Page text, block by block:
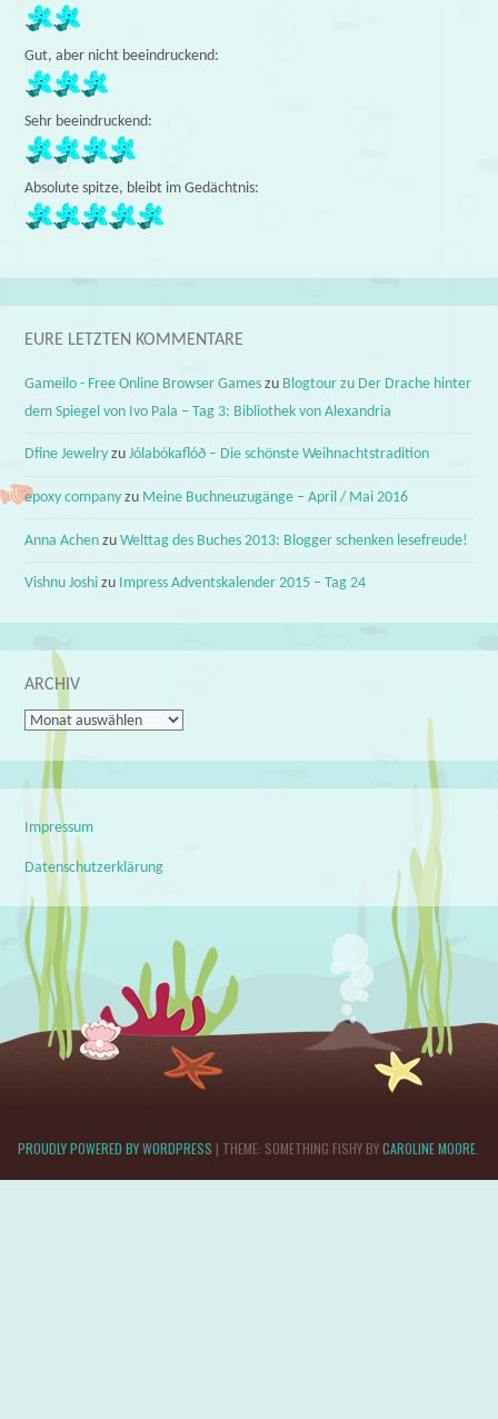
Gut, aber nicht beeindruckend:
Sehr beeindruckend:
Absolute spitze, bleibt im Gedächtnis:
EURE LETZTEN KOMMENTARE
Gameilo - Free Online Browser Games zu Blogtour zu Der Drache hinter
dem Spiegel von Ivo Pala – Tag 3: Bibliothek von Alexandria
Dfine Jewelry zuJólabókaflóð – Die schönste Weihnachtstradition
epoxy company zu Meine Buchneuzugänge – April / Mai 2016
Anna Achen zuWelttag des Buches 2013: Blogger schenken lesefreude!
Vishnu Joshi zu Impress Adventskalender 2015 – Tag 24
ARCHIV
Archiv
Impressum
Datenschutzerklärung
PROUDLY POWERED BY WORDPRESS | THEME: SOMETHING FISHY BYCAROLINE MOORE